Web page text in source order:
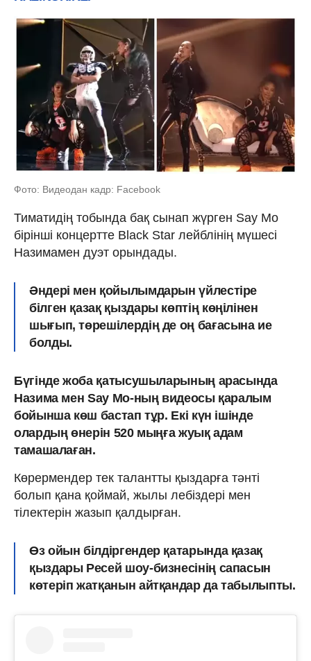
Фото: Видеодан кадр: Facebook
Тиматидің тобында бақ сынап жүрген Say Mo
бірінші концертте Black Star лейблінің мүшесі
Назимамен дуэт орындады.
Әндері мен қойылымдарын үйлестіре
білген қазақ қыздары көптің көңілінен
шығып, төрешілердің де оң бағасына ие
болды.
Бүгінде жоба қатысушыларының арасында
Назима мен Say Mo-ның видеосы қаралым
бойынша көш бастап тұр. Екі күн ішінде
олардың өнерін 520 мыңға жуық адам
тамашалаған.
Көрермендер тек талантты қыздарға тәнті
болып қана қоймай, жылы лебіздері мен
тілектерін жазып қалдырған.
Өз ойын білдіргендер қатарында қазақ
қыздары Ресей шоу-бизнесінің сапасын
көтеріп жатқанын айтқандар да табылыпты.